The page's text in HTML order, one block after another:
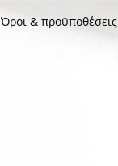
Όροι & προϋποθέσεις